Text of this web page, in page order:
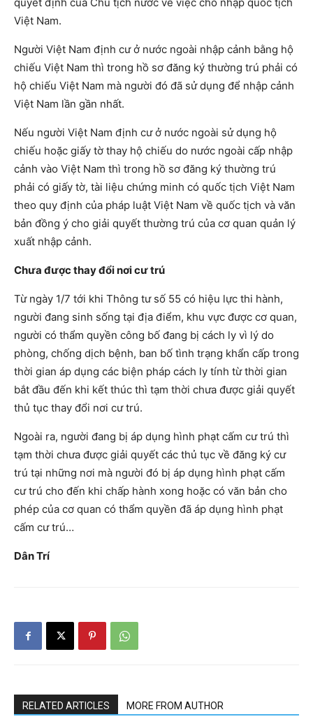
Việt Nam.
Người Việt Nam định cư ở nước ngoài nhập cảnh bằng hộ
chiếu Việt Nam thì trong hồ sơ đăng ký thường trú phải có
hộ chiếu Việt Nam mà người đó đã sử dụng để nhập cảnh
Việt Nam lần gần nhất.
Nếu người Việt Nam định cư ở nước ngoài sử dụng hộ
chiếu hoặc giấy tờ thay hộ chiếu do nước ngoài cấp nhập
cảnh vào Việt Nam thì trong hồ sơ đăng ký thường trú
phải có giấy tờ, tài liệu chứng minh có quốc tịch Việt Nam
theo quy định của pháp luật Việt Nam về quốc tịch và văn
bản đồng ý cho giải quyết thường trú của cơ quan quản lý
xuất nhập cảnh.
Chưa được thay đổi nơi cư trú
Từ ngày 1/7 tới khi Thông tư số 55 có hiệu lực thi hành,
người đang sinh sống tại địa điểm, khu vực được cơ quan,
người có thẩm quyền công bố đang bị cách ly vì lý do
phòng, chống dịch bệnh, ban bố tình trạng khẩn cấp trong
thời gian áp dụng các biện pháp cách ly tính từ thời gian
bắt đầu đến khi kết thúc thì tạm thời chưa được giải quyết
thủ tục thay đổi nơi cư trú.
Ngoài ra, người đang bị áp dụng hình phạt cấm cư trú thì
tạm thời chưa được giải quyết các thủ tục về đăng ký cư
trú tại những nơi mà người đó bị áp dụng hình phạt cấm
cư trú cho đến khi chấp hành xong hoặc có văn bản cho
phép của cơ quan có thẩm quyền đã áp dụng hình phạt
cấm cư trú…
Dân Trí
RELATED ARTICLES MORE FROM AUTHOR